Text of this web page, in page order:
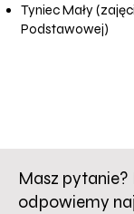
Tyniec Mały
Podstawowej)
Masz pytanie?
odpowiemy